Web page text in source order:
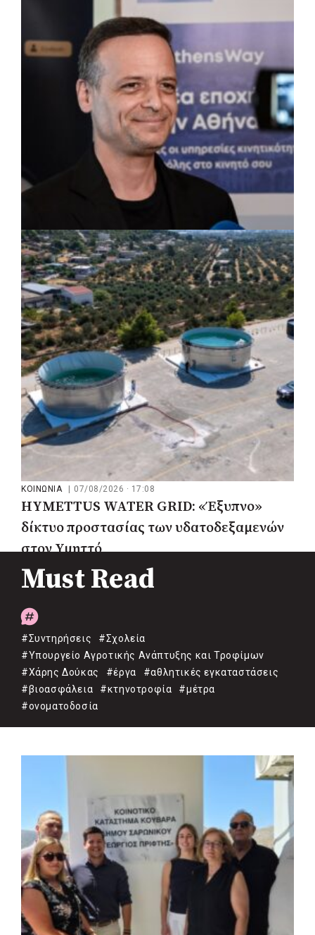
Δήμος Πετρούπολης: Εργασίες
συντήρησης σε σχολεία και αθλητικές
εγκαταστάσεις
ΡΕΠΟΡΤΑΖ | 07/08/2026 · 17:27
Ο Δούκας για έργα, καθαριότητα και τη
μάχη των επόμενων εκλογών: «Η καλύτερη
μου να κατέβει ο Μπακογιάννης»
ΚΟΙΝΩΝΙΑ | 07/08/2026 · 17:08
HYMETTUS WATER GRID: «Έξυπνο»
δίκτυο προστασίας των υδατοδεξαμενών
στον Υμηττό
Must Read
#Συντηρήσεις
#Σχολεία
#Υπουργείο Αγροτικής Ανάπτυξης και Τροφίμων
#Χάρης Δούκας
#έργα
#αθλητικές εγκαταστάσεις
#βιοασφάλεια
#κτηνοτροφία
#μέτρα
#ονοματοδοσία